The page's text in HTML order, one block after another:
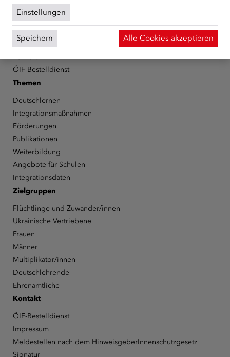
Der Österreichische Integrationsfonds (ÖIF)
Organigramm
Presse
Informationen erhalten
ÖIF-Bestelldienst
Themen
Deutschlernen
Integrationsmaßnahmen
Förderungen
Publikationen
Weiterbildung
Angebote für Schulen
Integrationsdaten
Zielgruppen
Flüchtlinge und Zuwander/innen
Ukrainische Vertriebene
Frauen
Männer
Multiplikator/innen
Deutschlehrende
Ehrenamtliche
Kontakt
ÖIF-Bestelldienst
Impressum
Meldestellen nach dem HinweisgeberInnenschutzgesetz
Signatur
Einstellungen
Speichern Alle Cookies akzeptieren